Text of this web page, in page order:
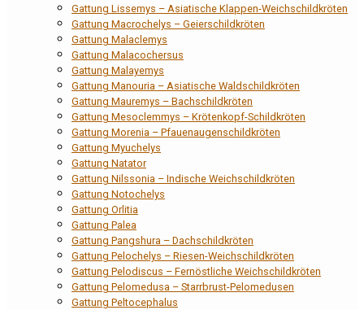
Gattung Lissemys – Asiatische Klappen-Weichschildkröten
Gattung Macrochelys – Geierschildkröten
Gattung Malaclemys
Gattung Malacochersus
Gattung Malayemys
Gattung Manouria – Asiatische Waldschildkröten
Gattung Mauremys – Bachschildkröten
Gattung Mesoclemmys – Krötenkopf-Schildkröten
Gattung Morenia – Pfauenaugenschildkröten
Gattung Myuchelys
Gattung Natator
Gattung Nilssonia – Indische Weichschildkröten
Gattung Notochelys
Gattung Orlitia
Gattung Palea
Gattung Pangshura – Dachschildkröten
Gattung Pelochelys – Riesen-Weichschildkröten
Gattung Pelodiscus – Fernöstliche Weichschildkröten
Gattung Pelomedusa – Starrbrust-Pelomedusen
Gattung Peltocephalus